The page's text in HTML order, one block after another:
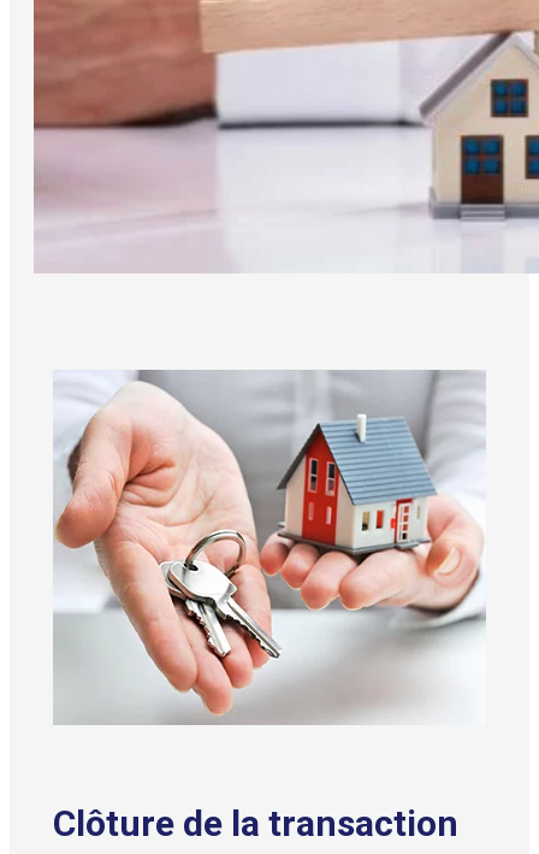
Clôture de la transaction